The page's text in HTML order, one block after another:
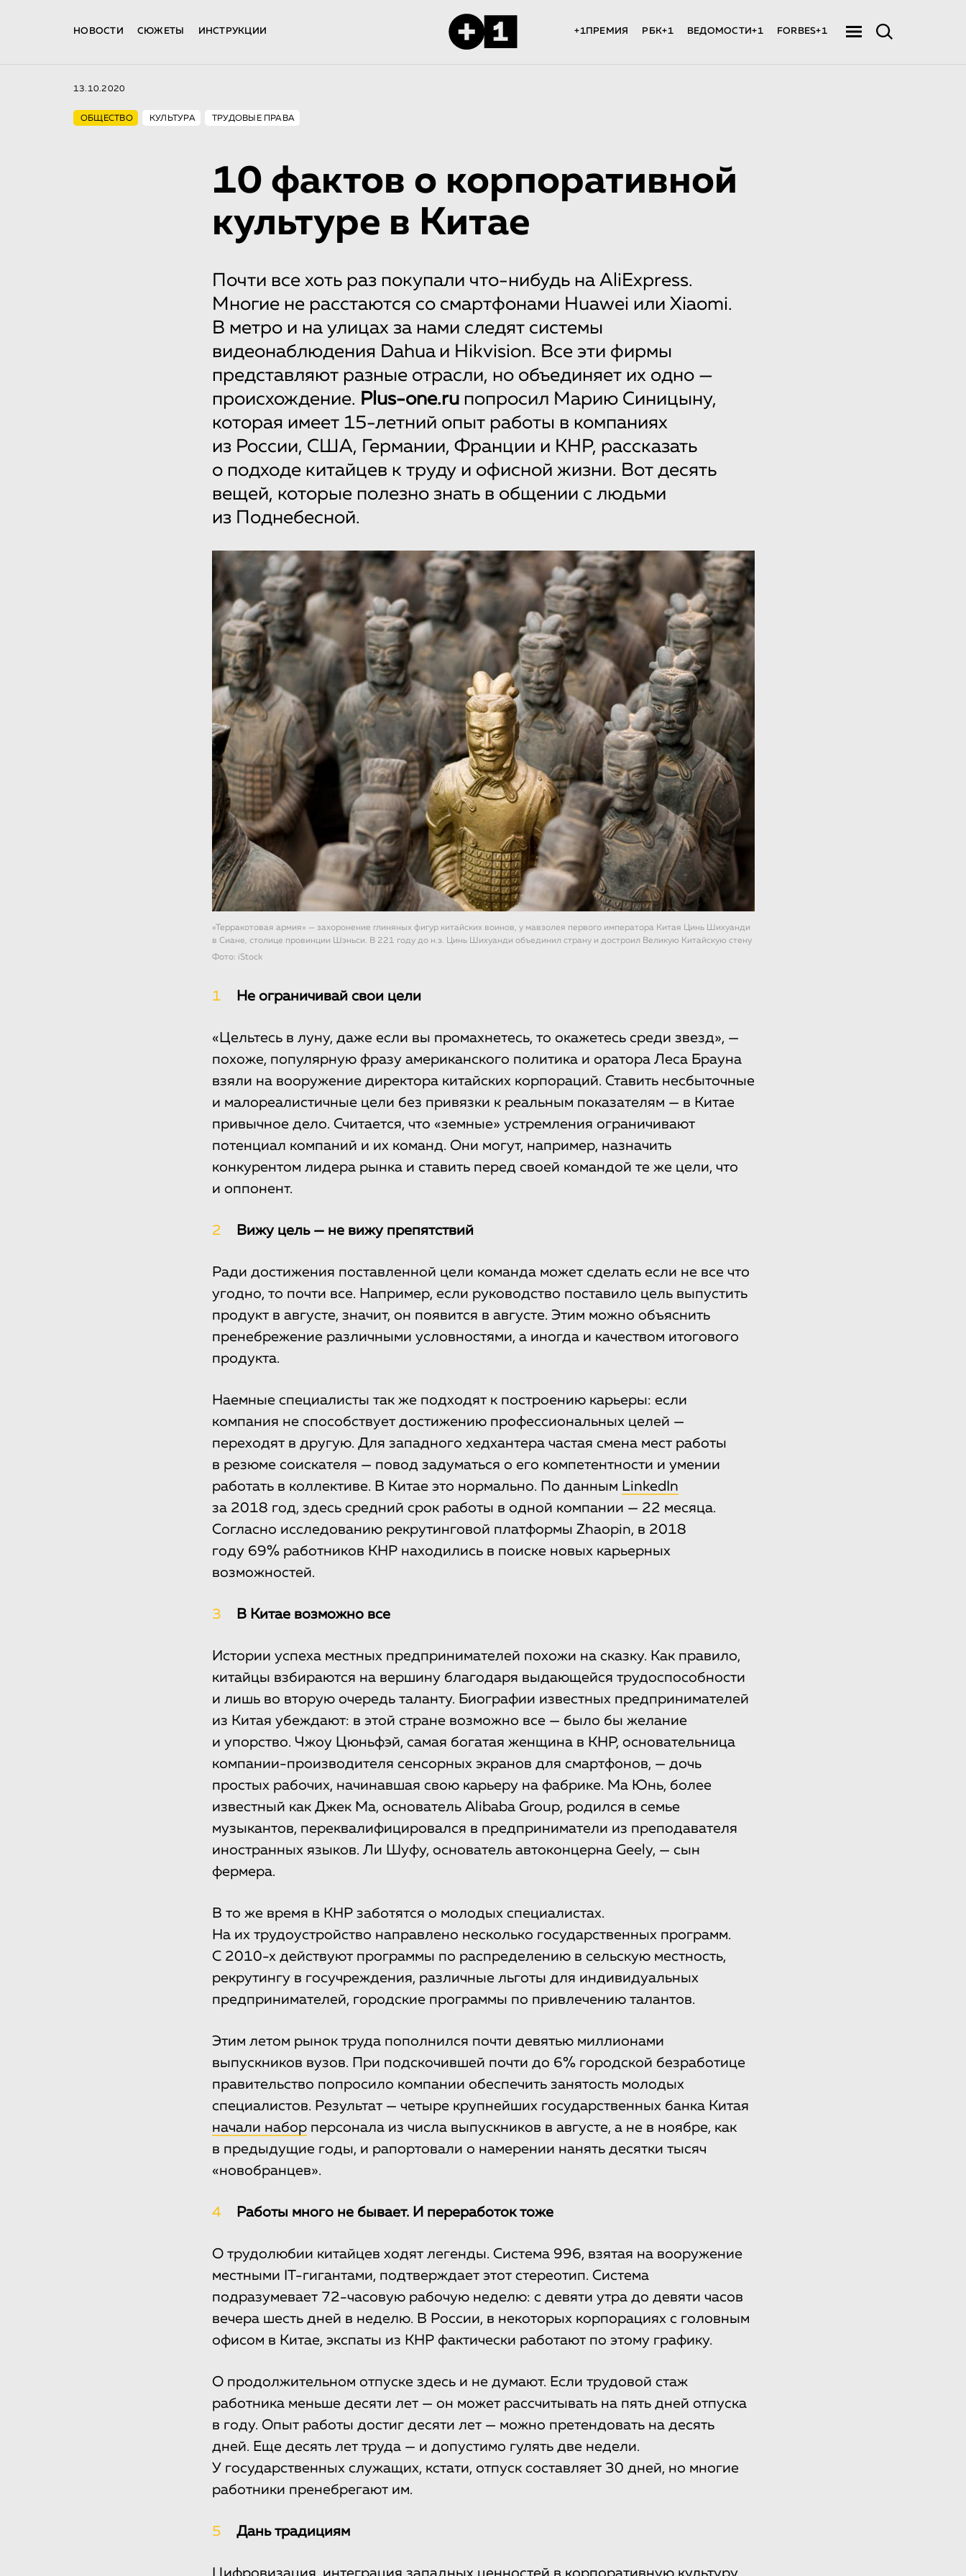
НОВОСТИ СЮЖЕТЫ ИНСТРУКЦИИ +1ПРЕМИЯ РБК+1 ВЕДОМОСТИ+1 FORBES+1
13.10.2020
ОБЩЕСТВО КУЛЬТУРА ТРУДОВЫЕ ПРАВА
10 фактов о корпоративной
культуре в Китае
Почти все хоть раз покупали что-нибудь на AliExpress.
Многие не расстаются со смартфонами Huawei или Хiaomi.
В метро и на улицах за нами следят системы
видеонаблюдения Dahua и Hikvision. Все эти фирмы
представляют разные отрасли, но объединяет их одно —
происхождение. Plus-one.ruпопросил Марию Синицыну,
которая имеет 15-летний опыт работы в компаниях
из России, США, Германии, Франции и КНР, рассказать
о подходе китайцев к труду и офисной жизни. Вот десять
вещей, которые полезно знать в общении с людьми
из Поднебесной.
«Терракотовая армия» — захоронение глиняных фигур китайских воинов, у мавзолея первого императора Китая Цинь Шихуанди
в Сиане, столице провинции Шэньси. В 221 году до н.э. Цинь Шихуанди объединил страну и достроил Великую Китайскую стену
Фото: iStock
1 Не ограничивай свои цели
«Цельтесь в луну, даже если вы промахнетесь, то окажетесь среди звезд», —
похоже, популярную фразу американского политика и оратора Леса Брауна
взяли на вооружение директора китайских корпораций. Ставить несбыточные
и малореалистичные цели без привязки к реальным показателям — в Китае
привычное дело. Считается, что «земные» устремления ограничивают
потенциал компаний и их команд. Они могут, например, назначить
конкурентом лидера рынка и ставить перед своей командой те же цели, что
и оппонент.
2 Вижу цель — не вижу препятствий
Ради достижения поставленной цели команда может сделать если не все что
угодно, то почти все. Например, если руководство поставило цель выпустить
продукт в августе, значит, он появится в августе. Этим можно объяснить
пренебрежение различными условностями, а иногда и качеством итогового
продукта.
Наемные специалисты так же подходят к построению карьеры: если
компания не способствует достижению профессиональных целей —
переходят в другую. Для западного хедхантера частая смена мест работы
в резюме соискателя — повод задуматься о его компетентности и умении
работать в коллективе. В Китае это нормально. По данным LinkedIn
за 2018 год, здесь средний срок работы в одной компании — 22 месяца.
Согласно исследованию рекрутинговой платформы Zhaopin, в 2018
году 69% работников КНР находились в поиске новых карьерных
возможностей.
3 В Китае возможно все
Истории успеха местных предпринимателей похожи на сказку. Как правило,
китайцы взбираются на вершину благодаря выдающейся трудоспособности
и лишь во вторую очередь таланту. Биографии известных предпринимателей
из Китая убеждают: в этой стране возможно все — было бы желание
и упорство. Чжоу Цюньфэй, самая богатая женщина в КНР, основательница
компании-производителя сенсорных экранов для смартфонов, — дочь
простых рабочих, начинавшая свою карьеру на фабрике. Ма Юнь, более
известный как Джек Ма, основатель Alibaba Group, родился в семье
музыкантов, переквалифицировался в предприниматели из преподавателя
иностранных языков. Ли Шуфу, основатель автоконцерна Geely, — сын
фермера.
В то же время в КНР заботятся о молодых специалистах.
На их трудоустройство направлено несколько государственных программ.
С 2010-х действуют программы по распределению в сельскую местность,
рекрутингу в госучреждения, различные льготы для индивидуальных
предпринимателей, городские программы по привлечению талантов.
Этим летом рынок труда пополнился почти девятью миллионами
выпускников вузов. При подскочившей почти до 6% городской безработице
правительство попросило компании обеспечить занятость молодых
специалистов. Результат — четыре крупнейших государственных банка Китая
начали наборперсонала из числа выпускников в августе, а не в ноябре, как
в предыдущие годы, и рапортовали о намерении нанять десятки тысяч
«новобранцев».
4 Работы много не бывает. И переработок тоже
О трудолюбии китайцев ходят легенды. Система 996, взятая на вооружение
местными IT-гигантами, подтверждает этот стереотип. Система
подразумевает 72-часовую рабочую неделю: с девяти утра до девяти часов
вечера шесть дней в неделю. В России, в некоторых корпорациях с головным
офисом в Китае, экспаты из КНР фактически работают по этому графику.
О продолжительном отпуске здесь и не думают. Если трудовой стаж
работника меньше десяти лет — он может рассчитывать на пять дней отпуска
в году. Опыт работы достиг десяти лет — можно претендовать на десять
дней. Еще десять лет труда — и допустимо гулять две недели.
У государственных служащих, кстати, отпуск составляет 30 дней, но многие
работники пренебрегают им.
5 Дань традициям